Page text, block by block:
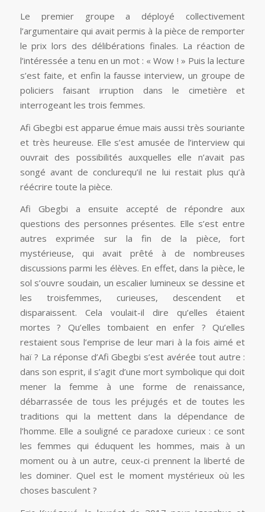
Le premier groupe a déployé collectivement
l’argumentaire qui avait permis à la pièce de remporter
le prix lors des délibérations finales. La réaction de
l’intéressée a tenu en un mot : « Wow ! » Puis la lecture
s’est faite, et enfin la fausse interview, un groupe de
policiers faisant irruption dans le cimetière et
interrogeant les trois femmes.
Afi Gbegbi est apparue émue mais aussi très souriante
et très heureuse. Elle s’est amusée de l’interview qui
ouvrait des possibilités auxquelles elle n’avait pas
songé avant de conclurequ’il ne lui restait plus qu’à
réécrire toute la pièce.
Afi Gbegbi a ensuite accepté de répondre aux
questions des personnes présentes. Elle s’est entre
autres exprimée sur la fin de la pièce, fort
mystérieuse, qui avait prêté à de nombreuses
discussions parmi les élèves. En effet, dans la pièce, le
sol s’ouvre soudain, un escalier lumineux se dessine et
les troisfemmes, curieuses, descendent et
disparaissent. Cela voulait-il dire qu’elles étaient
mortes ? Qu’elles tombaient en enfer ? Qu’elles
restaient sous l’emprise de leur mari à la fois aimé et
haï ? La réponse d’Afi Gbegbi s’est avérée tout autre :
dans son esprit, il s’agit d’une mort symbolique qui doit
mener la femme à une forme de renaissance,
débarrassée de tous les préjugés et de toutes les
traditions qui la mettent dans la dépendance de
l’homme. Elle a souligné ce paradoxe curieux : ce sont
les femmes qui éduquent les hommes, mais à un
moment ou à un autre, ceux-ci prennent la liberté de
les dominer. Quel est le moment mystérieux où les
choses basculent ?